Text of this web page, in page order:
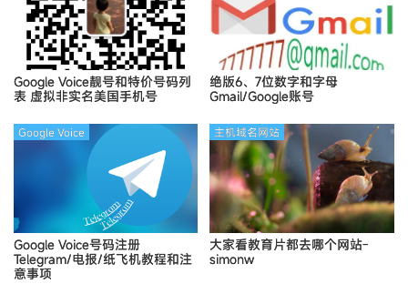
Google Voice靓号和特价号码列
表 虚拟非实名美国手机号
绝版6、7位数字和字母
Gmail/Google账号
Google Voice号码注册
Telegram/电报/纸飞机教程和注
意事项
Google Voice
大家看教育片都去哪个网站-
simonw
主机域名网站